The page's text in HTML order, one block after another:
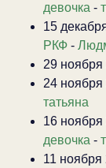
девочка -
15
РКФ -
29 ноября
24 ноября
татьяна
16 ноября
девочка -
11 ноября